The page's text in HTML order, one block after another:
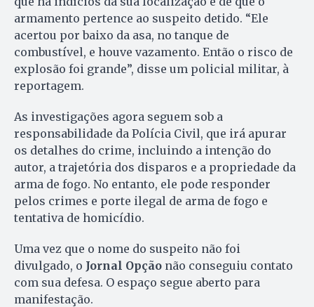
armamento pertence ao suspeito detido. “Ele
acertou por baixo da asa, no tanque de
combustível, e houve vazamento. Então o risco de
explosão foi grande”, disse um policial militar, à
reportagem.
As investigações agora seguem sob a
responsabilidade da Polícia Civil, que irá apurar
os detalhes do crime, incluindo a intenção do
autor, a trajetória dos disparos e a propriedade da
arma de fogo. No entanto, ele pode responder
pelos crimes e porte ilegal de arma de fogo e
tentativa de homicídio.
Uma vez que o nome do suspeito não foi
divulgado, o Jornal Opção não conseguiu contato
com sua defesa. O espaço segue aberto para
manifestação.